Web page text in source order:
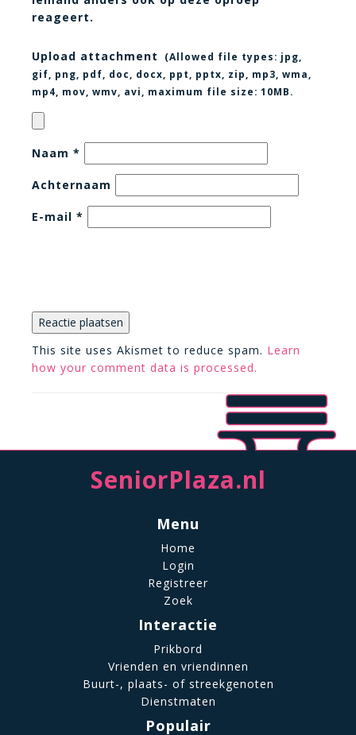
reageert.
Upload attachment (Allowed file types: jpg,
gif, png, pdf, doc, docx, ppt, pptx, zip, mp3, wma,
mp4, mov, wmv, avi
, maximum file size: 10MB.
Naam *
Achternaam
E-mail *
This site uses Akismet to reduce spam. Learn
how your comment data is processed.
SeniorPlaza.nl
Menu
Home
Login
Registreer
Zoek
Interactie
Prikbord
Vrienden en vriendinnen
Buurt-, plaats- of streekgenoten
Dienstmaten
Populair